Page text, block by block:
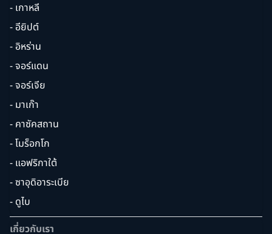
- เกาหลี
- อียิปต์
- อิหร่าน
- จอร์แดน
- จอร์เจีย
- มาเก๊า
- คาซัคสถาน
- โมร็อกโก
- แอฟริกาใต้
- ซาอุดิอาระเบีย
- ดูไบ
เกี่ยวกับเรา